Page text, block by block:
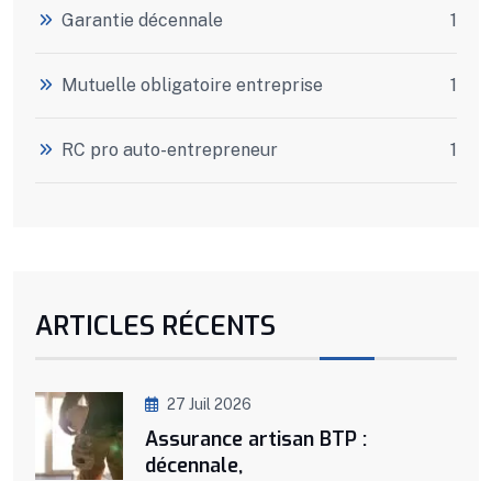
Garantie décennale 1
Mutuelle obligatoire entreprise 1
RC pro auto-entrepreneur 1
ARTICLES RÉCENTS
27 Juil 2026
Assurance artisan BTP :
décennale,